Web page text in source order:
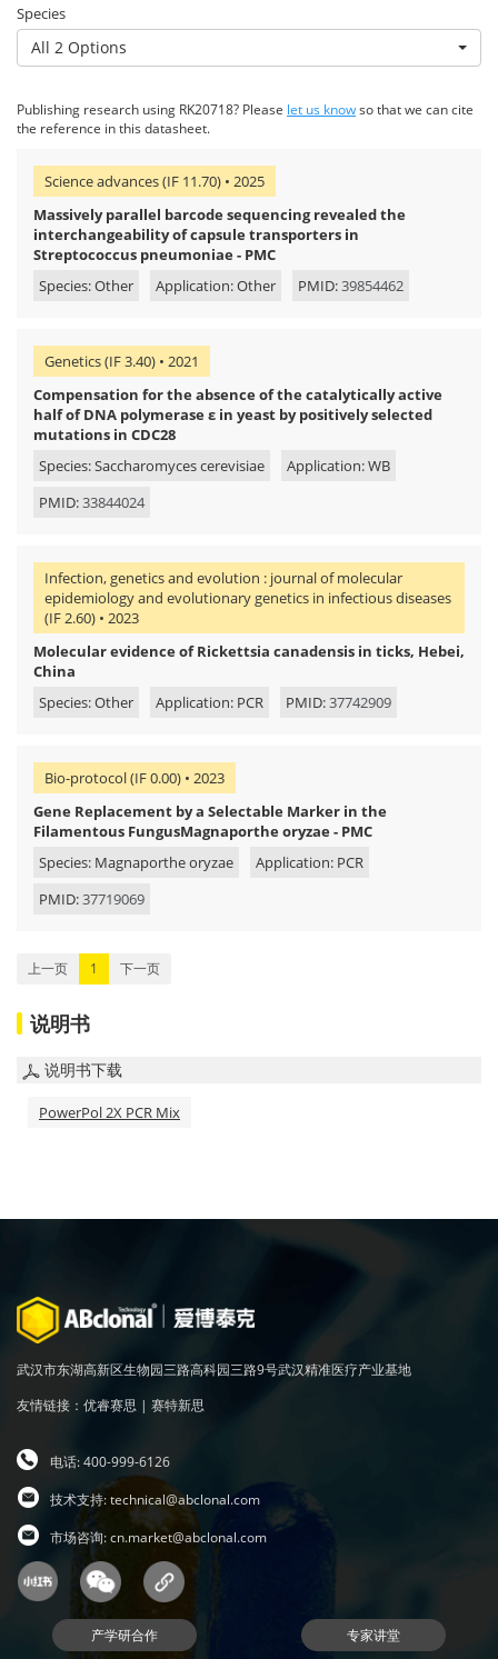
Species
All 2 Options
Publishing research using RK20718? Please let us knowso that we can cite
the reference in this datasheet.
Science advances (IF 11.70) • 2025
Massively parallel barcode sequencing revealed the
interchangeability of capsule transporters in
Streptococcus pneumoniae - PMC
Species: Other
Application: Other PMID:39854462
Genetics (IF 3.40) • 2021
Compensation for the absence of the catalytically active
half of DNA polymerase ε in yeast by positively selected
mutations in CDC28
Species: Saccharomyces cerevisiae
Application: WB
PMID:33844024
Infection, genetics and evolution : journal of molecular
epidemiology and evolutionary genetics in infectious diseases
(IF 2.60) • 2023
Molecular evidence of Rickettsia canadensis in ticks, Hebei,
China
Species: Other
Application: PCR PMID:37742909
Bio-protocol (IF 0.00) • 2023
Gene Replacement by a Selectable Marker in the
Filamentous FungusMagnaporthe oryzae - PMC
Species: Magnaporthe oryzae
Application: PCR
PMID:37719069
上一页 1 下一页
说明书
说明书下载
PowerPol 2X PCR Mix
武汉市东湖高新区生物园三路高科园三路9号武汉精准医疗产业基地
友情链接： 优睿赛思 | 赛特新思
电话: 400-999-6126
技术支持:technical@abclonal.com
市场咨询:cn.market@abclonal.com
产学研合作 专家讲堂